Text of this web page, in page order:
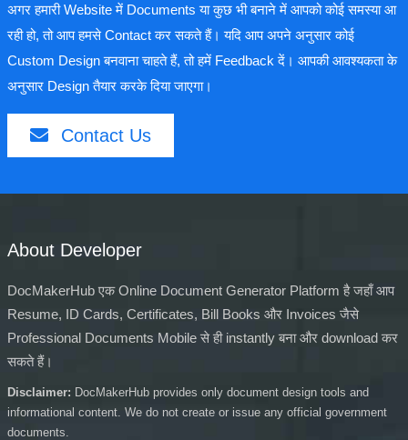
अगर हमारी Website में Documents या कुछ भी बनाने में आपको कोई समस्या आ
रही हो, तो आप हमसे Contact कर सकते हैं। यदि आप अपने अनुसार कोई
Custom Design बनवाना चाहते हैं, तो हमें Feedback दें। आपकी आवश्यकता के
अनुसार Design तैयार करके दिया जाएगा।
Contact Us
About Developer
DocMakerHub एक Online Document Generator Platform है जहाँ आप
Resume, ID Cards, Certificates, Bill Books और Invoices जैसे
Professional Documents Mobile से ही instantly बना और download कर
सकते हैं।
Disclaimer: DocMakerHub provides only document design tools and
informational content. We do not create or issue any official government
documents.